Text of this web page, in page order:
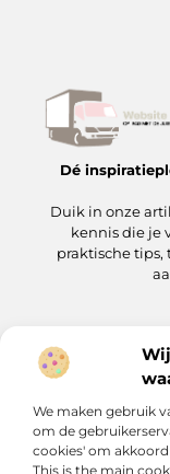
We maken gebruik
om de
cookies' om
This is the main
Dé
Duik in onze
kennis die je
praktische
Onze informatie
Bericht